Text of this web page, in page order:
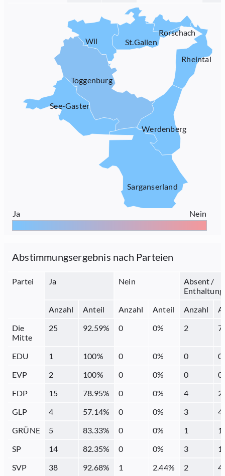
Wil
Toggenburg
See-Gaster
Sarganserland
Werdenberg
Rheintal
Rorschach
St.Gallen
Ja Nein
Abstimmungsergebnis nach Parteien
Partei Ja Nein
Absent /
Enthaltung
Anzahl
Anteil Anzahl Anteil Anzahl
Die
Mitte
25 92.59% 0 0% 2
EDU 1 100% 0 0% 0 0
EVP
2 100% 0 0% 0 0
FDP
15 78.95% 0 0% 4
GLP
4 57.14% 0 0% 3
GRÜNE
5 83.33% 0 0% 1
SP
14 82.35% 0 0% 3
SVP
38 92.68% 1 2.44% 2